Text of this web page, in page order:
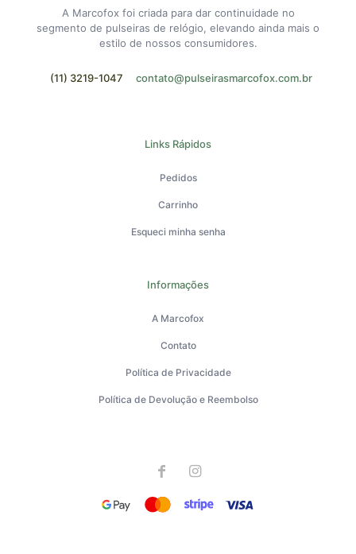
A Marcofox foi criada para dar continuidade no
segmento de pulseiras de relógio, elevando ainda mais o
estilo de nossos consumidores.
(11) 3219-1047 contato@pulseirasmarcofox.com.br
Links Rápidos
Pedidos
Carrinho
Esqueci minha senha
Informações
A Marcofox
Contato
Política de Privacidade
Política de Devolução e Reembolso